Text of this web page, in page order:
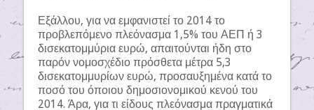
Εξάλλου, για να εμφανιστεί το 2014 το
προβλεπόμενο πλεόνασμα 1,5% του ΑΕΠ ή 3
δισεκατομμύρια ευρώ, απαιτούνται ήδη στο
παρόν νομοσχέδιο πρόσθετα μέτρα 5,3
δισεκατομμυρίων ευρώ, προσαυξημένα κατά το
ποσό του όποιου δημοσιονομικού κενού του
2014. Άρα, για τι είδους πλεόνασμα πραγματικά